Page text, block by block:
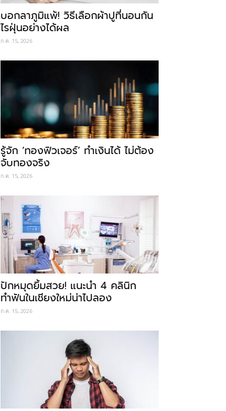
บอกลาภูมิแพ้! วิธีเลือกผ้าปูที่นอนกัน
ไรฝุ่นอย่างได้ผล
ก.ค. 15, 2026
รู้จัก ‘ทองฟิวเจอร์’ ทำเงินได้ ไม่ต้อง
จับทองจริง
ก.ค. 15, 2026
ปักหมุดยิ้มสวย! แนะนำ 4 คลินิก
ทำฟันในเชียงใหม่น่าไปลอง
ก.ค. 15, 2026